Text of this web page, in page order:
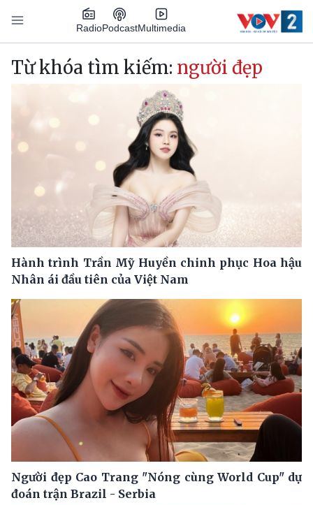
Nhảy đến nội dung
RadioPodcastMultimedia
Main navigation
Từ khóa tìm kiếm: người đẹp
Hành trình Trần Mỹ Huyền chinh phục Hoa hậu
Nhân ái đầu tiên của Việt Nam
Người đẹp Cao Trang "Nóng cùng World Cup" dự
đoán trận Brazil - Serbia